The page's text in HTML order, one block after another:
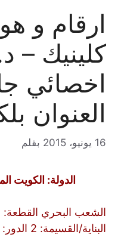
ارقام و
كلينيك –
اخصائي
العنوان
16 يونيو، 2015 بقلم
الدولة: الكويت
البناية/القسيمة: 2 الدور: الثالث